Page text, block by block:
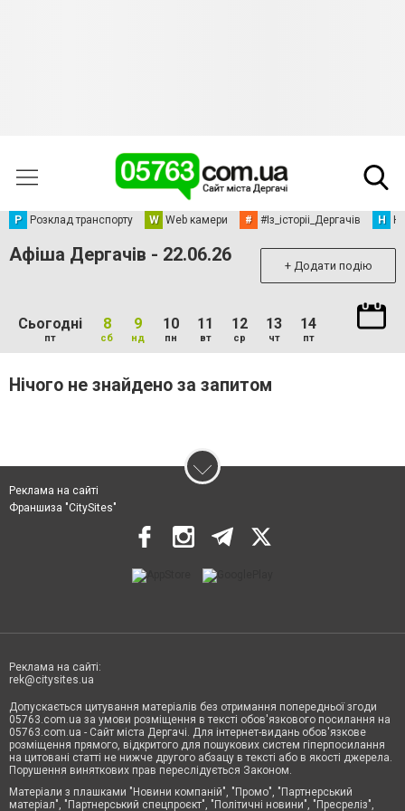
Р Розклад транспорту W Web камери # #Із_історіі_Дергачів Н
Афіша Дергачів - 22.06.26 + Додати подію
Сьогодні
пт
8
сб
9
нд
10
пн
11
вт
12
ср
13
чт
14
пт
Нічого не знайдено за запитом
Реклама на сайті
Франшиза "CitySites"
Реклама на сайті:
rek@citysites.ua
Допускається цитування матеріалів без отримання попередньої згоди
05763.com.ua за умови розміщення в тексті обов'язкового посилання на
05763.com.ua - Сайт міста Дергачі. Для інтернет-видань обов'язкове
розміщення прямого, відкритого для пошукових систем гіперпосилання
на цитовані статті не нижче другого абзацу в тексті або в якості джерела.
Порушення виняткових прав переслідується Законом.
Матеріали з плашками "Новини компаній", "Промо", "Партнерський
матеріал", "Партнерський спецпроєкт", "Політичні новини", "Пресреліз",